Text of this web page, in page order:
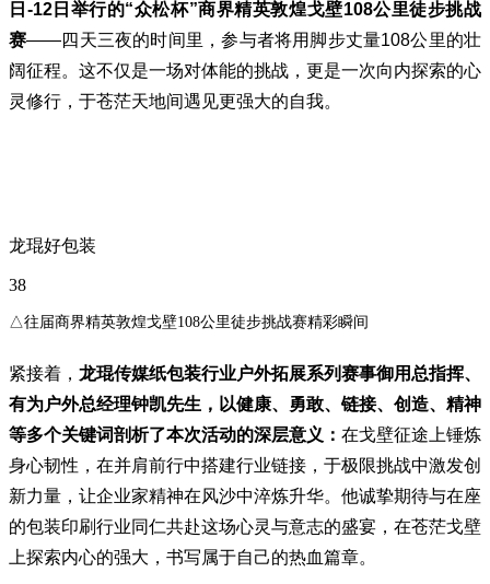
日-12日举行的“众松杯”商界精英敦煌戈壁108公里徒步挑战
赛——四天三夜的时间里，参与者将用脚步丈量108公里的壮
阔征程。这不仅是一场对体能的挑战，更是一次向内探索的心
灵修行，于苍茫天地间遇见更强大的自我。
龙琨好包装
38
△往届商界精英敦煌戈壁108公里徒步挑战赛精彩瞬间
紧接着， 龙琨传媒纸包装行业户外拓展系列赛事御用总指挥、
有为户外总经理钟凯先生， 以健康、勇敢、链接、创造、精神
等多个关键词剖析了本次活动的深层意义： 在戈壁征途上锤炼
身心韧性，在并肩前行中搭建行业链接，于极限挑战中激发创
新力量，让企业家精神在风沙中淬炼升华。他诚挚期待与在座
的包装印刷行业同仁共赴这场心灵与意志的盛宴，在苍茫戈壁
上探索内心的强大，书写属于自己的热血篇章。